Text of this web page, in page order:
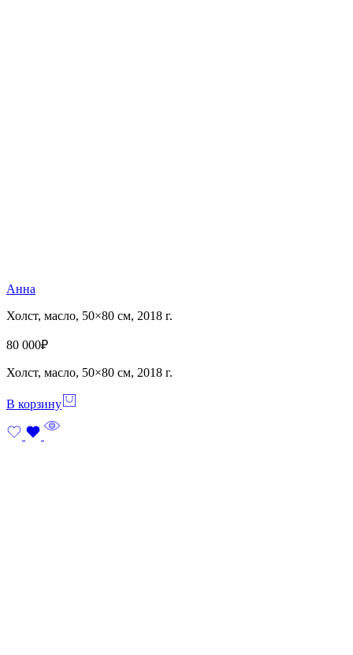
Анна
Холст, масло, 50×80 см, 2018 г.
80 000₽
Холст, масло, 50×80 см, 2018 г.
В корзину